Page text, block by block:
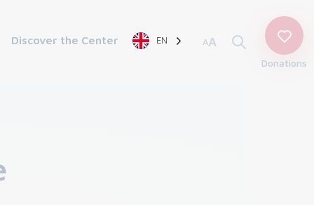
Discover the Center EN AA
Donations